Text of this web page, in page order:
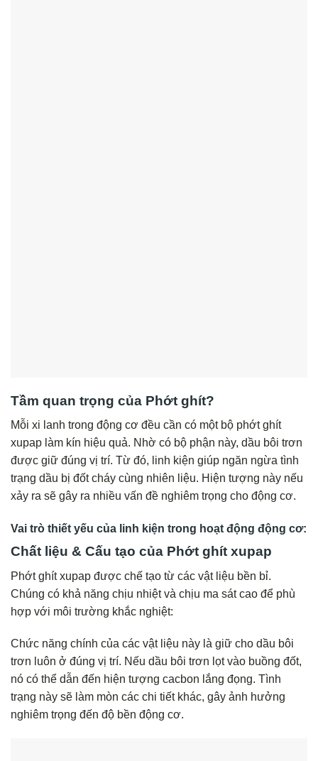
Tầm quan trọng của Phớt ghít?
Mỗi xi lanh trong động cơ đều cần có một bộ phớt ghít
xupap làm kín hiệu quả. Nhờ có bộ phận này, dầu bôi trơn
được giữ đúng vị trí. Từ đó, linh kiện giúp ngăn ngừa tình
trạng dầu bị đốt cháy cùng nhiên liệu. Hiện tượng này nếu
xảy ra sẽ gây ra nhiều vấn đề nghiêm trọng cho động cơ.
Vai trò thiết yếu của linh kiện trong hoạt động động cơ:
Chất liệu & Cấu tạo của Phớt ghít xupap
Phớt ghít xupap được chế tạo từ các vật liệu bền bỉ.
Chúng có khả năng chịu nhiệt và chịu ma sát cao để phù
hợp với môi trường khắc nghiệt:
Chức năng chính của các vật liệu này là giữ cho dầu bôi
trơn luôn ở đúng vị trí. Nếu dầu bôi trơn lọt vào buồng đốt,
nó có thể dẫn đến hiện tượng cacbon lắng đọng. Tình
trạng này sẽ làm mòn các chi tiết khác, gây ảnh hưởng
nghiêm trọng đến độ bền động cơ.